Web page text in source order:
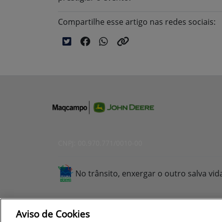
Compartilhe esse artigo nas redes sociais:
No trânsito, enxergar o outro salva
Aviso de Cookies